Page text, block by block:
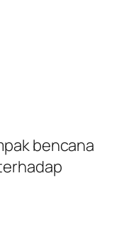
bencana